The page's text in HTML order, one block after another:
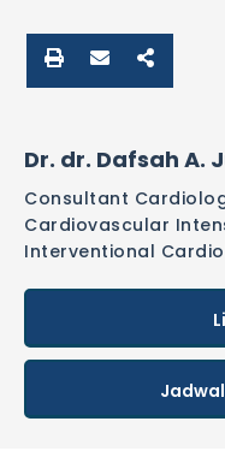
Dr. dr. Dafsah A.
Consultant
Cardiovascular
Interventional